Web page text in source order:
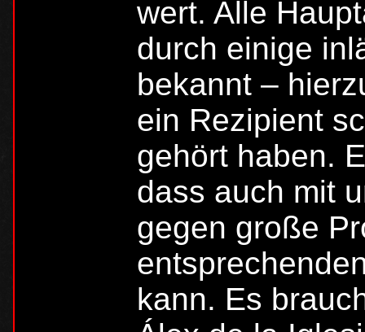
wert. Alle
durch einige
bekannt –
ein Rezipient
gehört haben.
dass auch mit
gegen große
kann. Es